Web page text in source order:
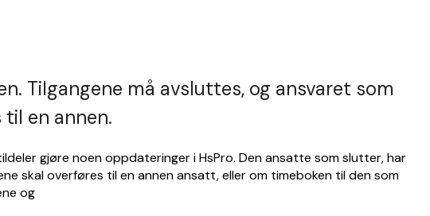
Tilgangene må avsluttes, og ansvaret som
en annen.
gjøre noen oppdateringer i HsPro. Den ansatte som slutter, har
skal overføres til en annen ansatt, eller om timeboken til den som
og